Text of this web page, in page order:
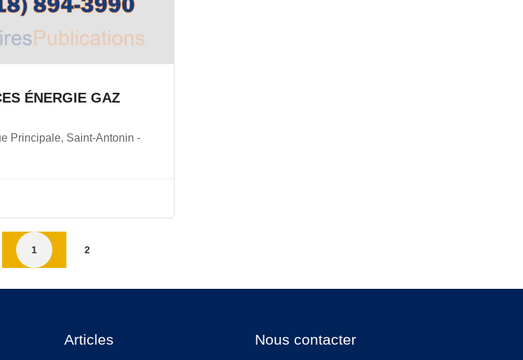
ÉNERGIE GAZ
Principale, Saint-Antonin -
1 2
Articles Nous contacter